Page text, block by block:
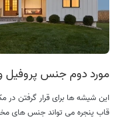
مورد دوم جنس پروفیل
این شیشه ها برای قرار گرفتن در
قاب پنجره می تواند جنس های